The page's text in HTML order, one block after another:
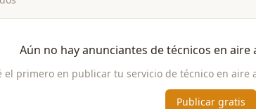
Aún no hay anunciantes detécnicos en aire
el primero en publicar tu servicio de técnico en aire
Publicar gratis